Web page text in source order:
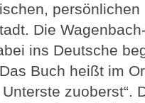
Die
ins Deutsche
Buch heißt im
zuoberst“.